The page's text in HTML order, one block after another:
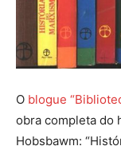
O blogue
obra completa do
Hobsbawm: